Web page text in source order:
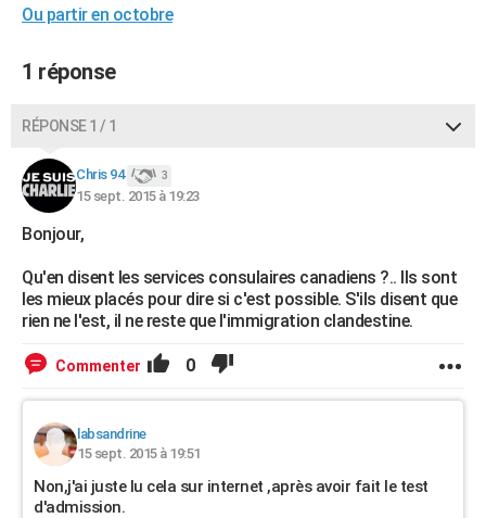
CARTE DE VOEUX
Carte de Noël
Carte Bonne année
Carte Saint-Valentin
Carte Pâques
Carte d'anniversaire
DICTIONNAIRE
S'inscrire
Se connecter
Lycées
Collèges
Primaires
Universités
Entreprises
Service militaire
Avis de recherche
AVIS DE DÉCÈS
FORUM
Bricolage
Lifestyle
Culture
Sport
Auto
Television
Voyage
Cinema
Ou partir en octobre
1 réponse
RÉPONSE 1 / 1
Chris 94 3
15 sept. 2015 à 19:23
Bonjour,
Qu'en disent les services consulaires canadiens ?.. Ils sont
les mieux placés pour dire si c'est possible. S'ils disent que
rien ne l'est, il ne reste que l'immigration clandestine.
Commenter 0
labsandrine
15 sept. 2015 à 19:51
Non,j'ai juste lu cela sur internet ,après avoir fait le test
d'admission.